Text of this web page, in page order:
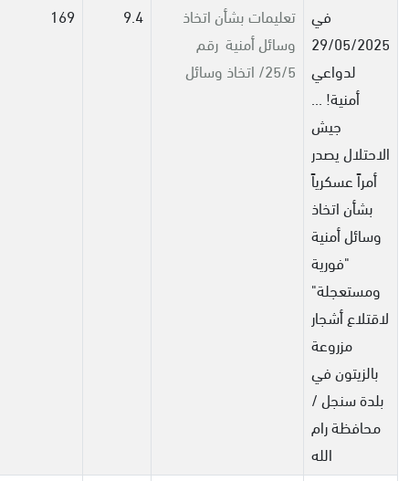
في
29/05/2025
لدواعي
أمنية! ...
جيش
الاحتلال يصدر
أمراً عسكرياً
بشأن اتخاذ
وسائل أمنية
"فورية
ومستعجلة"
لاقتلاع أشجار
مزروعة
بالزيتون في
بلدة سنجل /
محافظة رام
الله
تعليمات بشأن اتخاذ
وسائل أمنية رقم
25/5/ اتخاذ وسائل
9.4
169